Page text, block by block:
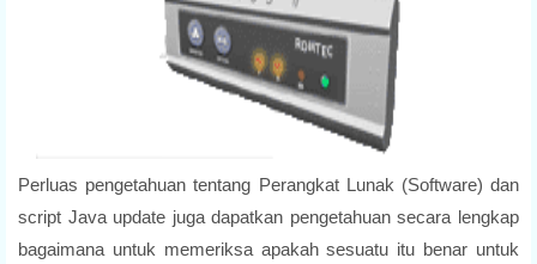
Perluas pengetahuan tentang Perangkat Lunak (Software) dan
script Java update juga dapatkan pengetahuan secara lengkap
bagaimana untuk memeriksa apakah sesuatu itu benar untuk